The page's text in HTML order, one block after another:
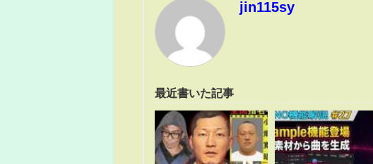
jin115sy
最近書いた記事